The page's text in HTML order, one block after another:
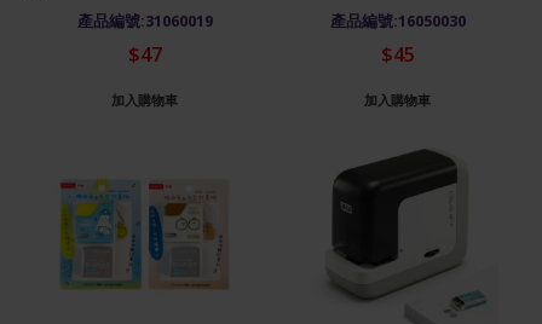
產品編號:31060019
$47
加入購物車
產品編號:16050030
$45
加入購物車